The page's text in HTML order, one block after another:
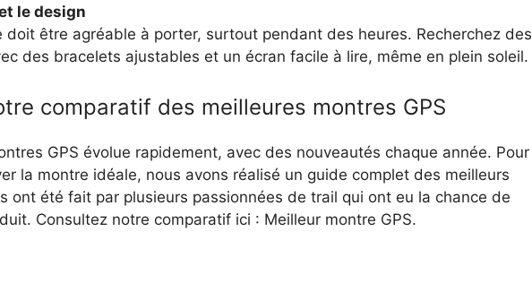
le design
doit être agréable à porter, surtout pendant des heures. Recherchez des
des bracelets ajustables et un écran facile à lire, même en plein soleil.
comparatif des meilleures montres GPS
GPS évolue rapidement, avec des nouveautés chaque année. Pour
la montre idéale, nous avons réalisé un guide complet des meilleurs
ont été fait par plusieurs passionnées de trail qui ont eu la chance de
Consultez notre comparatif ici : Meilleur montre GPS.